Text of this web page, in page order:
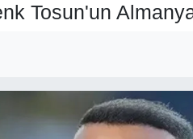
Tosun'un